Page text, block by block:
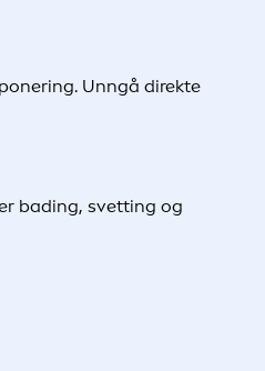
Unngå direkte
bading, svetting og